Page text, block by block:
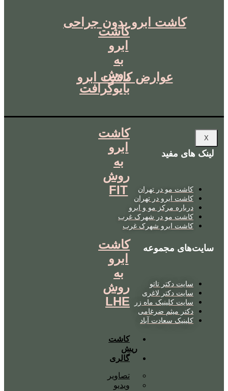
کاشت ابرو بدون جراحی
عوارض کاشت ابرو
X
کاشت
ابرو
به
روش
بایوگرافت
کاشت
ابرو
به
روش
FIT
کاشت
ابرو
به
روش
LHE
کاشت
ریش
گالری
تصاویر
ویدیو
لینک های مفید
کاشت مو در تهران
کاشت ابرو در تهران
درباره مرکز مو و ابرو
کاشت مو در شهرک غرب
کاشت ابرو شهرک غرب
سایت‌های مجموعه
سایت دکتر تاتو
سایت دکتر لاغری
سایت کلینیک ماه زر
دکتر میثم ضرغامی
کلینیک سعادت آباد